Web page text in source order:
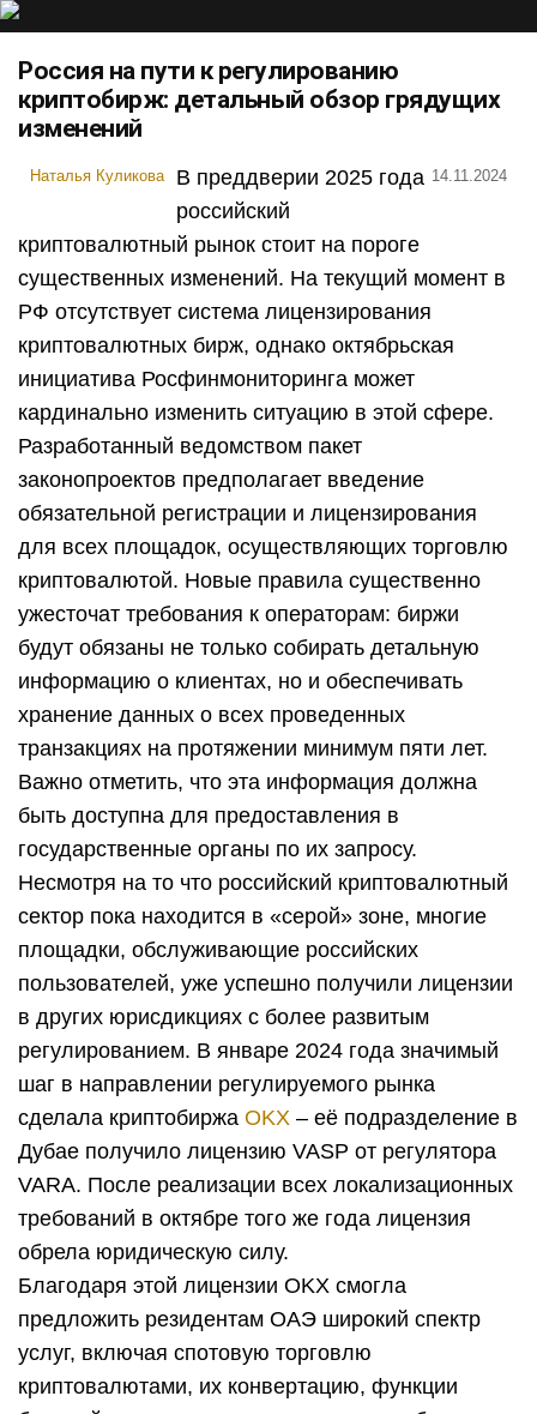
Россия на пути к регулированию
криптобирж: детальный обзор грядущих
изменений
Наталья Куликова 14.11.2024
В преддверии 2025 года
российский
криптовалютный рынок стоит на пороге
существенных изменений. На текущий момент в
РФ отсутствует система лицензирования
криптовалютных бирж, однако октябрьская
инициатива Росфинмониторинга может
кардинально изменить ситуацию в этой сфере.
Разработанный ведомством пакет
законопроектов предполагает введение
обязательной регистрации и лицензирования
для всех площадок, осуществляющих торговлю
криптовалютой. Новые правила существенно
ужесточат требования к операторам: биржи
будут обязаны не только собирать детальную
информацию о клиентах, но и обеспечивать
хранение данных о всех проведенных
транзакциях на протяжении минимум пяти лет.
Важно отметить, что эта информация должна
быть доступна для предоставления в
государственные органы по их запросу.
Несмотря на то что российский криптовалютный
сектор пока находится в «серой» зоне, многие
площадки, обслуживающие российских
пользователей, уже успешно получили лицензии
в других юрисдикциях с более развитым
регулированием. В январе 2024 года значимый
шаг в направлении регулируемого рынка
сделала криптобиржа OKX – её подразделение в
Дубае получило лицензию VASP от регулятора
VARA. После реализации всех локализационных
требований в октябре того же года лицензия
обрела юридическую силу.
Благодаря этой лицензии OKX смогла
предложить резидентам ОАЭ широкий спектр
услуг, включая спотовую торговлю
криптовалютами, их конвертацию, функции